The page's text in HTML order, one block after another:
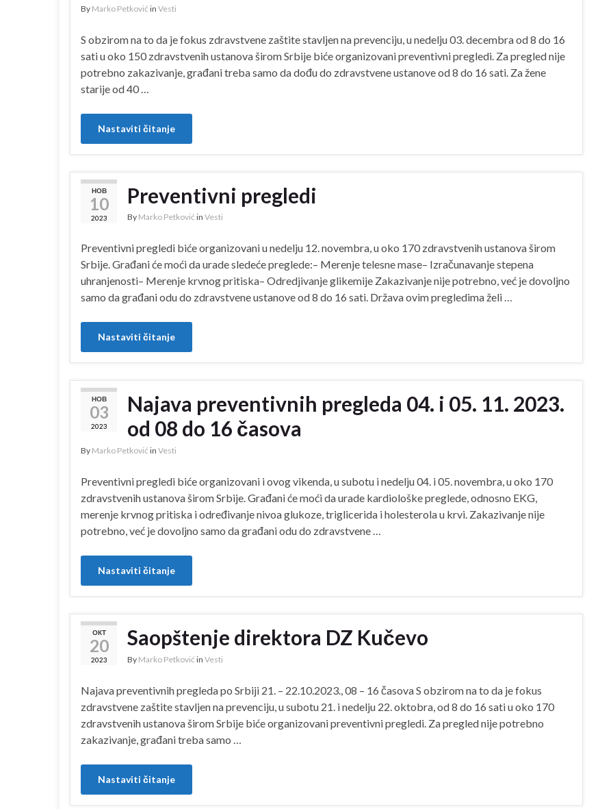
By Marko Petković in Vesti
S obzirom na to da je fokus zdravstvene zaštite stavljen na prevenciju, u nedelju 03. decembra od 8 do 16
sati u oko 150 zdravstvenih ustanova širom Srbije biće organizovani preventivni pregledi. Za pregled nije
potrebno zakazivanje, građani treba samo da dođu do zdravstvene ustanove od 8 do 16 sati. Za žene
starije od 40 …
Nastaviti čitanje
НОВ
10
2023
Preventivni pregledi
By Marko Petković in Vesti
Preventivni pregledi biće organizovani u nedelju 12. novembra, u oko 170 zdravstvenih ustanova širom
Srbije. Građani će moći da urade sledeće preglede:– Merenje telesne mase– Izračunavanje stepena
uhranjenosti– Merenje krvnog pritiska– Odredjivanje glikemije Zakazivanje nije potrebno, već je dovoljno
samo da građani odu do zdravstvene ustanove od 8 do 16 sati. Država ovim pregledima želi …
Nastaviti čitanje
НОВ
03
2023
Najava preventivnih pregleda 04. i 05. 11. 2023.
od 08 do 16 časova
By Marko Petković in Vesti
Preventivni pregledi biće organizovani i ovog vikenda, u subotu i nedelju 04. i 05. novembra, u oko 170
zdravstvenih ustanova širom Srbije. Građani će moći da urade kardiološke preglede, odnosno EKG,
merenje krvnog pritiska i određivanje nivoa glukoze, triglicerida i holesterola u krvi. Zakazivanje nije
potrebno, već je dovoljno samo da građani odu do zdravstvene …
Nastaviti čitanje
ОКТ
20
2023
Saopštenje direktora DZ Kučevo
By Marko Petković in Vesti
Najava preventivnih pregleda po Srbiji 21. – 22.10.2023., 08 – 16 časova S obzirom na to da je fokus
zdravstvene zaštite stavljen na prevenciju, u subotu 21. i nedelju 22. oktobra, od 8 do 16 sati u oko 170
zdravstvenih ustanova širom Srbije biće organizovani preventivni pregledi. Za pregled nije potrebno
zakazivanje, građani treba samo …
Nastaviti čitanje